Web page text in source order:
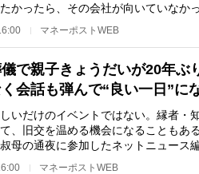
かったら、その会社が向いていなか
マネーポストWEB
で親子きょうだいが20年
会話も弾んで“良い一日”に
いだけのイベントではない。縁者・
、旧交を温める機会になることもあ
母の通夜に参加したネットニュース
マネーポストWEB